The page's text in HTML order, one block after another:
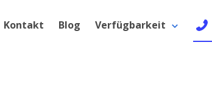
Kontakt Blog Verfügbarkeit